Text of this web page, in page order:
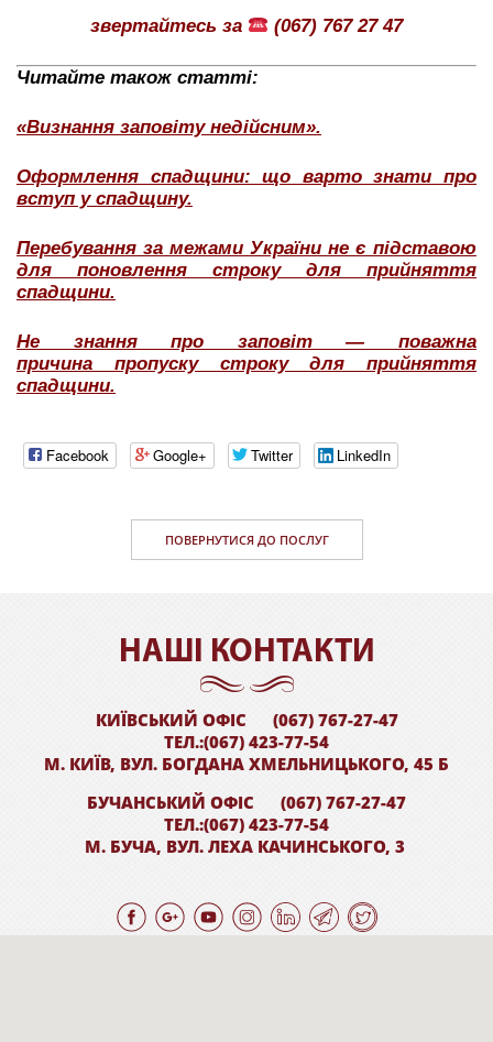
звертайтесь за (067) 767 27 47
Читайте також статті:
«Визнання заповіту недійсним».
Оформлення спадщини: що варто знати про
вступ у спадщину.
Перебування за межами України не є підставою
для поновлення строку для прийняття
спадщини.
Не знання про заповіт — поважна
причина пропуску строку для прийняття
спадщини.
Facebook Google+ Twitter LinkedIn
ПОВЕРНУТИСЯ ДО ПОСЛУГ
НАШI КОНТАКТИ
КИЇВСЬКИЙ ОФІС
(067) 767-27-47
ТЕЛ.:(067) 423-77-54
М. КИЇВ, ВУЛ. БОГДАНА ХМЕЛЬНИЦЬКОГО, 45 Б
БУЧАНСЬКИЙ ОФІС
(067) 767-27-47
ТЕЛ.:(067) 423-77-54
М. БУЧА, ВУЛ. ЛЕХА КАЧИНСЬКОГО, 3